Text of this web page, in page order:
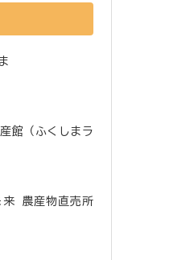
館（ふくしまラ
来 農産物直売所